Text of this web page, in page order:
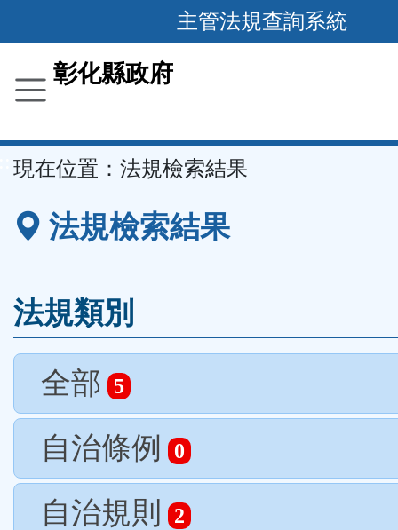
到
要
容
區
主管法規查詢系統
彰化縣政府
現在位置： 法規檢索結果
法規檢索結果
法規類別
全部 5
自治條例 0
自治規則 2